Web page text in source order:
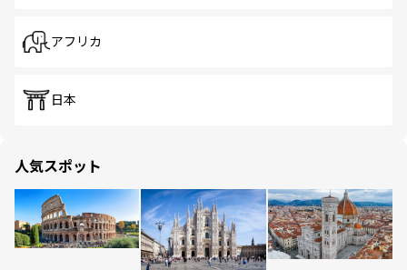
アフリカ
日本
人気スポット